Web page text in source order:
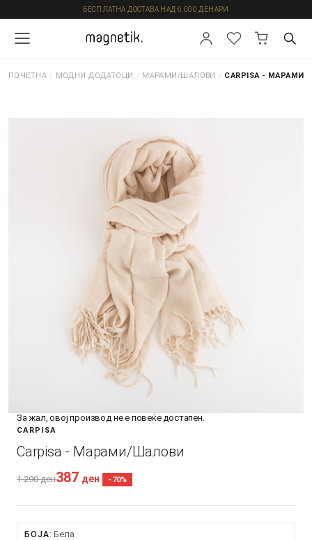
БЕСПЛАТНА ДОСТАВА НАД 6.000 ДЕНАРИ
ПОЧЕТНА / МОДНИ ДОДАТОЦИ / МАРАМИ/ШАЛОВИ / CARPISA -
За жал, овој производ не е повеќе достапен.
CARPISA
Carpisa - Марами/Шалови
1.290ден387 ден -70%
БОЈА Бела